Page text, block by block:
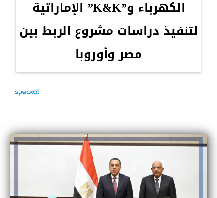
الكهرباء و”K&K” الإماراتية
لتنفيذ دراسات مشروع الربط بين
مصر وأوروبا